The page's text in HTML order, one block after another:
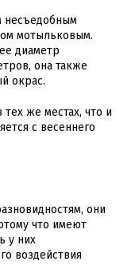
несъедобным
мотыльковым.
диаметр
она также
окрас.
же местах, что и
с весеннего
они
что имеют
у них
воздействия